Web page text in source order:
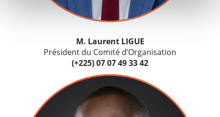
M. Laurent LIGUE
Président du Comité d’Organisation
(+225) 07 07 49 33 42